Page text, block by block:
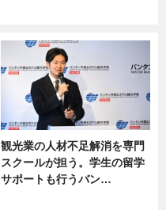
観光業の人材不足解消を専門
スクールが担う。学生の留学
サポートも行うバン…